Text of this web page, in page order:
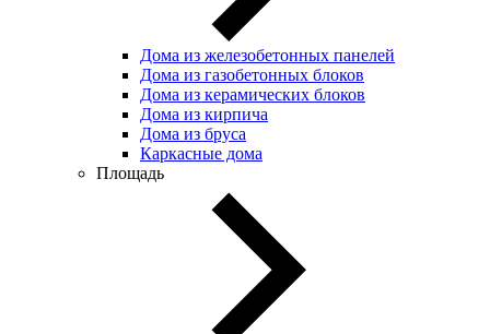
Дома из железобетонных панелей
Дома из газобетонных блоков
Дома из керамических блоков
Дома из кирпича
Дома из бруса
Каркасные дома
Площадь